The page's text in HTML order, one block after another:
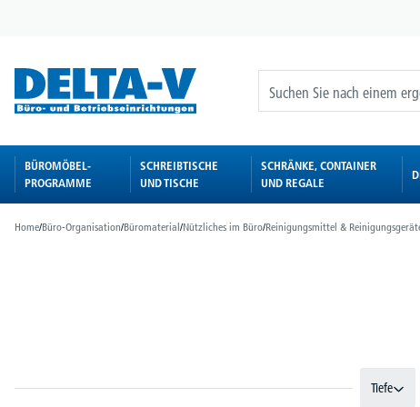
BÜROMÖBEL-
PROGRAMME
SCHREIBTISCHE
UND TISCHE
SCHRÄNKE, CONTAINER
UND REGALE
Home/Büro-Organisation/Büromaterial/Nützliches im Büro/Reinigungsmittel &
Tiefe